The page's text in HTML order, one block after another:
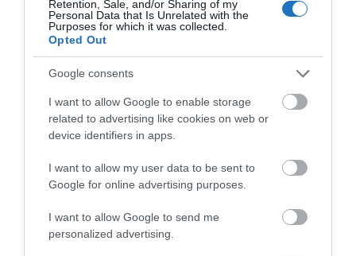
Retention, Sale, and/or Sharing of my
Personal Data that Is Unrelated with the
Purposes for which it was collected.
Opted Out
Google consents
I want to allow Google to enable storage
related to advertising like cookies on web or
device identifiers in apps.
I want to allow my user data to be sent to
Google for online advertising purposes.
I want to allow Google to send me
personalized advertising.
döntsenek Miskolctapolca új fürdőjének nevéről.
Ennek érdekében aMiskolci Naplónevű helyi
újságban, valamint az interneten tettek közzé
szavazólapokat.
Az újságban megjelent szavazólapot a
Polgármesteri
HivatalÜgyfélszolgálatán található urnába kell
lehet szavazni.
ONLINE SZAVAZÓLAP itt tölthető ki
Csatlakozz wellness-utazós